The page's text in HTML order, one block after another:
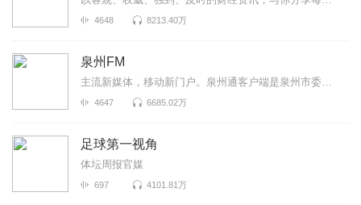
4648 8213.40万
泉州FM
主流新媒体，移动新门户。泉州通客户端是泉州市委市政府重点扶持、泉州晚报社全力打造的泉州智慧城市移...
4647 6685.02万
足球第一视角
体坛周报官媒
697 4101.81万